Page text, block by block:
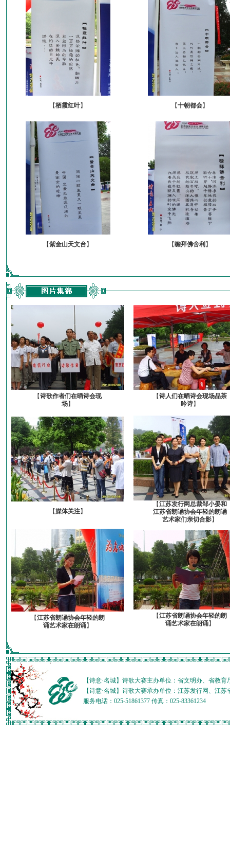
【栖霞红叶】 【十朝都会】
【紫金山天文台】 【 瞻拜佛舍利 】
【诗歌作者们在晒诗会现
场】
【诗人们在晒诗会现场品茶
吟诗】
【媒体关注】
【江苏发行网总裁邹小晏和
江苏省朗诵协会年轻的朗诵
艺术家们亲切合影】
【江苏省朗诵协会年轻的朗
诵艺术家在朗诵】
【江苏省朗诵协会年轻的朗
诵艺术家在朗诵】
【诗意·名城】诗歌大赛主办单位：省文明办、省教
【诗意·名城】诗歌大赛承办单位：江苏发行网、江
服务电话：025-51861377 传真：025-83361234